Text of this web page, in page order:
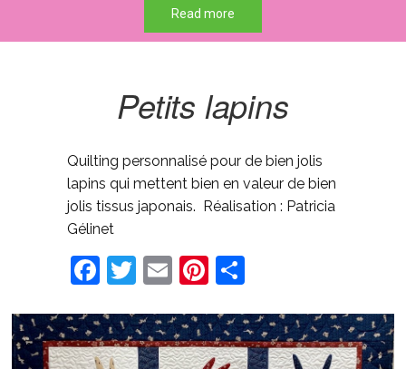
Read more
Petits lapins
Quilting personnalisé pour de bien jolis
lapins qui mettent bien en valeur de bien
jolis tissus japonais. Réalisation : Patricia
Gélinet
Facebook
Twitter
EmailPinterest
Share